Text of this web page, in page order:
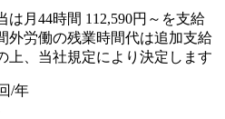
月44時間 112,590円～を支給
外労働の残業時間代は追加支給
上、当社規定により決定します
/年